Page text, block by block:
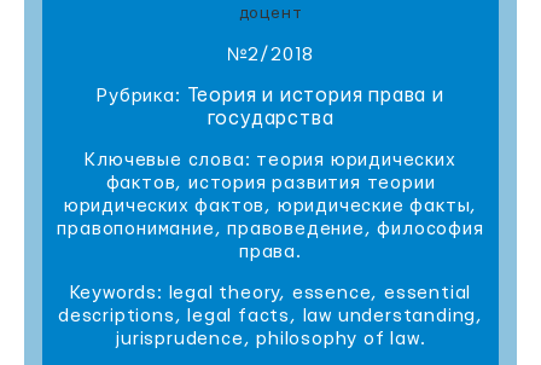
доцент
№2/2018
Рубрика: Теория и история права и
государства
Ключевые слова: теория юридических
фактов, история развития теории
юридических фактов, юридические факты,
правопонимание, правоведение, философия
права.
Keywords: legal theory, essence, essential
descriptions, legal facts, law understanding,
jurisprudence, philosophy of law.